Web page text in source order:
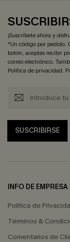
¡Suscríbete ahora y
*Un código por pedido.
botón, aceptas recibir
correo electrónico.
Política de privacidad.
SUSCRIBIRSE
INFO DE EMPRESA
Política de
Términos &
Comentarios de